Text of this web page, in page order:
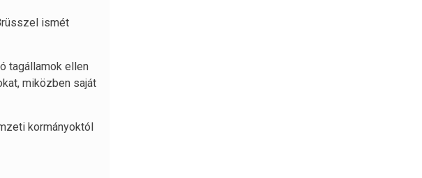
ismét
tagállamok ellen
miközben saját
kormányoktól